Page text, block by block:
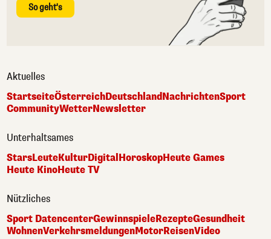
So geht's
Aktuelles
StartseiteÖsterreichDeutschlandNachrichtenSport
CommunityWetterNewsletter
Unterhaltsames
StarsLeuteKulturDigital HoroskopHeute Games
Heute KinoHeute TV
Nützliches
Sport DatencenterGewinnspieleRezepteGesundheit
WohnenVerkehrsmeldungenMotorReisenVideo